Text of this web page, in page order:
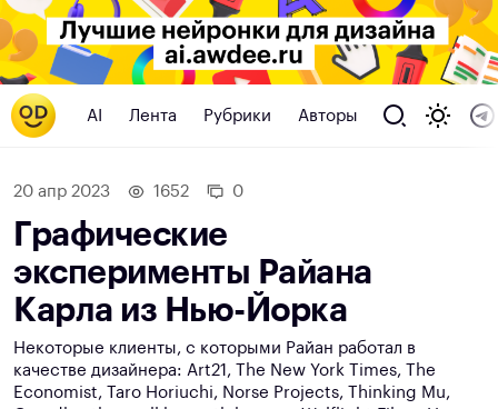
AI Лента Рубрики Авторы
20 апр 2023 1652 0
Графические
эксперименты Райана
Карла из Нью-Йорка
Некоторые клиенты, с которыми Райан работал в
качестве дизайнера: Art21, The New York Times, The
Economist, Taro Horiuchi, Norse Projects, Thinking Mu,